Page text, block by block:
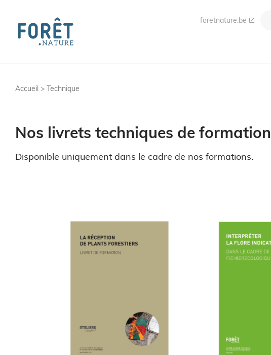
foretnature.be
Accueil > Technique
Nos livrets techniques de formation
Disponible uniquement dans le cadre de nos formations.